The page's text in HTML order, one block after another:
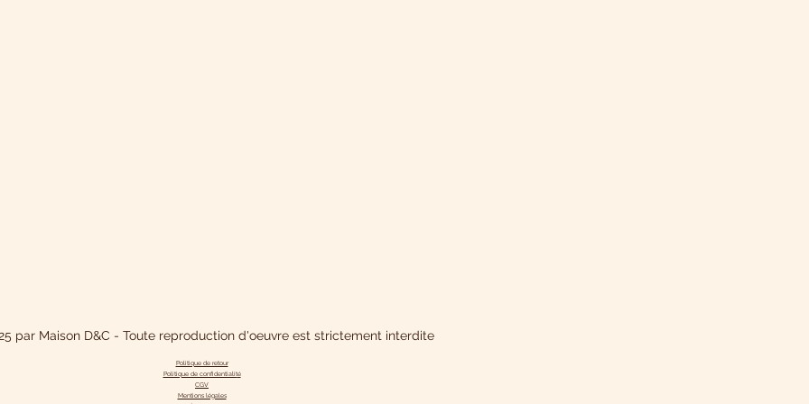
par Maison D&C - Toute reproduction d'oeuvre est strictement interdite
Politique de retour
Politique de confidentialité
CGV
Mentions légales